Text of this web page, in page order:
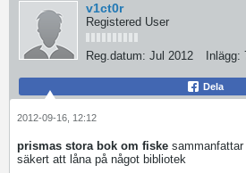
v1ct0r
Registered User
Reg.datum: Jul 2012 Inlägg:
Dela
2012-09-16, 12:12
prismas stora bok om fiske
säkert att låna på något bibliotek